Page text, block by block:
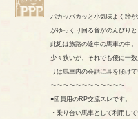
パカッパカッと小気味よく蹄
がゆっくり回る音がのんびりと
此処は旅路の途中の馬車の中。
少々狭いが、それでも優に十
リは馬車内の会話に耳を傾け
〜〜〜〜〜〜〜〜〜〜〜〜
●団員用のRP交流スレです。
・乗り合い馬車として利用し